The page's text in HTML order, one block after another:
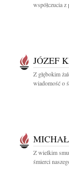
współczucia
JÓZEF
Z głębokim
wiadomość o
Z wielkim
śmierci